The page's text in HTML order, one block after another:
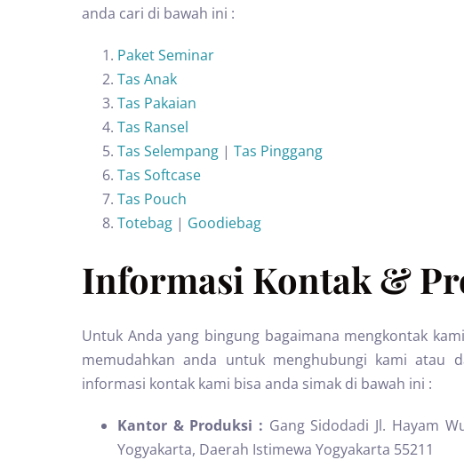
anda cari di bawah ini :
Paket Seminar
Tas Anak
Tas Pakaian
Tas Ransel
Tas Selempang | Tas Pinggang
Tas Softcase
Tas Pouch
Totebag | Goodiebag
Informasi Kontak &
Untuk Anda yang bingung bagaimana mengkontak
memudahkan anda untuk menghubungi kami atau
informasi kontak kami bisa anda simak di bawah ini :
Kantor & Produksi : Gang Sidodadi Jl. Hayam
Yogyakarta, Daerah Istimewa Yogyakarta 55211